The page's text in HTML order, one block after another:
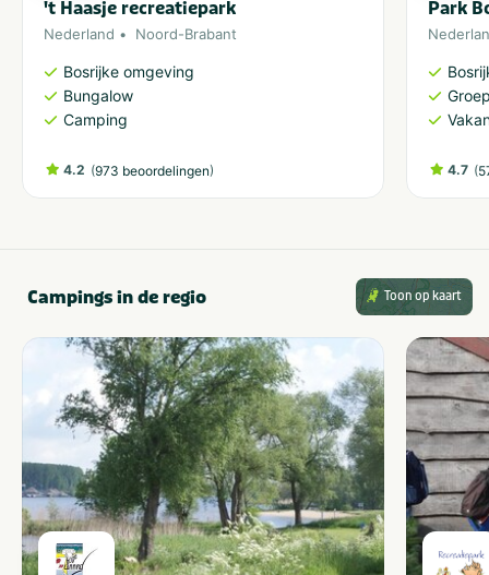
't Haasje recreatiepark
Nederland Noord-Brabant
Bosrijke omgeving
Bungalow
Camping
4.2 (973 beoordelingen)
Park
4.7 (
Campings in de regio Toon op kaart